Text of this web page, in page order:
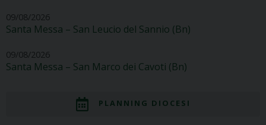
09/08/2026
Santa Messa – San Leucio del Sannio (Bn)
09/08/2026
Santa Messa – San Marco dei Cavoti (Bn)
PLANNING DIOCESI